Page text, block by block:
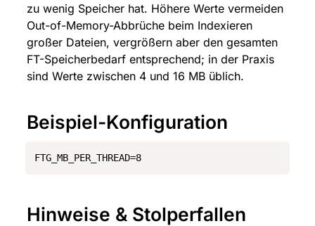
zu wenig Speicher hat. Höhere Werte vermeiden
Out-of-Memory-Abbrüche beim Indexieren
großer Dateien, vergrößern aber den gesamten
FT-Speicherbedarf entsprechend; in der Praxis
sind Werte zwischen 4 und 16 MB üblich.
Beispiel-Konfiguration
FTG_MB_PER_THREAD=8
Hinweise & Stolperfallen